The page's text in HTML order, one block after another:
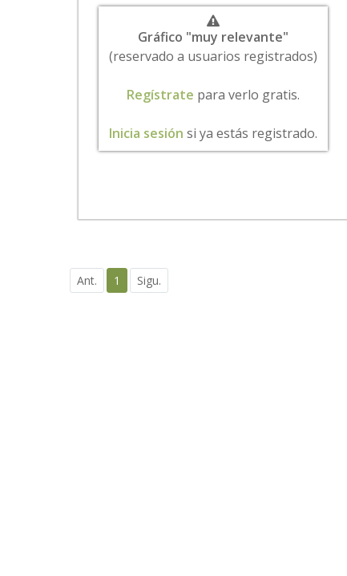
Gráfico "muy relevante"
(reservado a usuarios registrados)
Regístrate para verlo gratis.
Inicia sesión si ya estás registrado.
Ant. 1 Sigu.